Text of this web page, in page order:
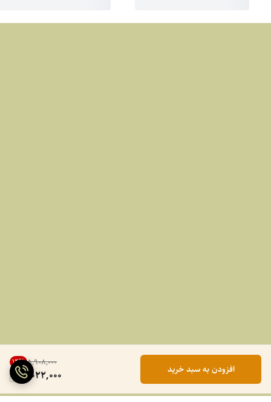
۵٬۹۰۸٬۰۰۰ 14%
5,022,000 افزودن به سبد خرید